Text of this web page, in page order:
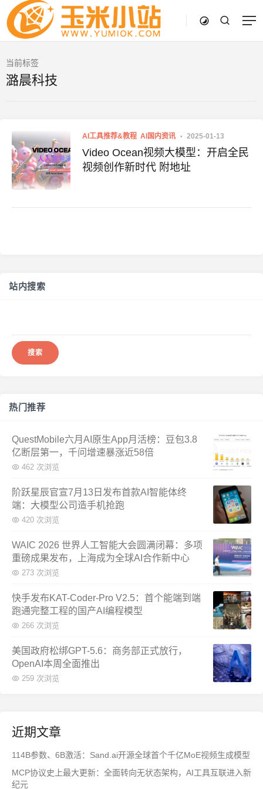
当前标签
潞晨科技
AI工具推荐&教程 AI国内资讯 2025-01-13
Video Ocean视频大模型：开启全民
视频创作新时代 附地址
站内搜索
热门推荐
QuestMobile六月AI原生App月活榜：豆包3.8
亿断层第一，千问增速暴涨近58倍
462 次浏览
阶跃星辰官宣7月13日发布首款AI智能体终
端：大模型公司造手机抢跑
420 次浏览
WAIC 2026 世界人工智能大会圆满闭幕：多项
重磅成果发布，上海成为全球AI合作新中心
273 次浏览
快手发布KAT-Coder-Pro V2.5：首个能端到端
跑通完整工程的国产AI编程模型
266 次浏览
美国政府松绑GPT-5.6：商务部正式放行，
OpenAI本周全面推出
259 次浏览
近期文章
114B参数、6B激活：Sand.ai开源全球首个千亿MoE视频生成模型
MCP协议史上最大更新：全面转向无状态架构，AI工具互联进入新
纪元